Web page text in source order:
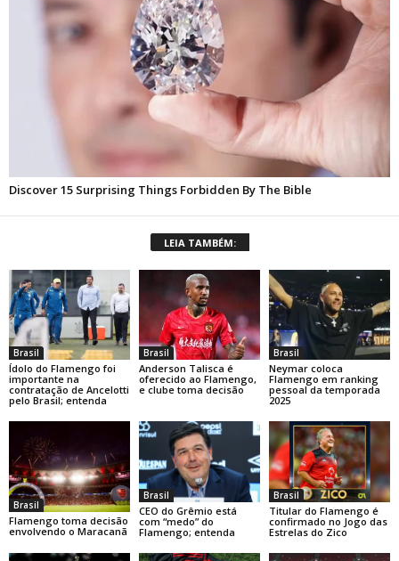
LEIA TAMBÉM:
Brasil
Ídolo do Flamengo foi
importante na
contratação de Ancelotti
pelo Brasil; entenda
Brasil
Anderson Talisca é
oferecido ao Flamengo,
e clube toma decisão
Brasil
Neymar coloca
Flamengo em ranking
pessoal da temporada
2025
Brasil
Flamengo toma decisão
envolvendo o Maracanã
Brasil
CEO do Grêmio está
com “medo” do
Flamengo; entenda
Brasil
Titular do Flamengo é
confirmado no Jogo das
Estrelas do Zico